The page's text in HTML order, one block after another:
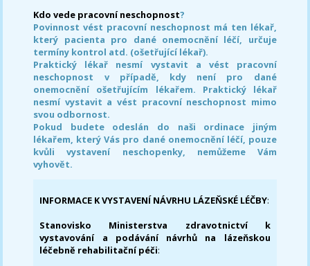
Kdo vede pracovní neschopnost?
Povinnost vést pracovní neschopnost má ten lékař,
který pacienta pro dané onemocnění léčí, určuje
termíny kontrol atd. (ošetřující lékař).
Praktický lékař nesmí vystavit a vést pracovní
neschopnost v případě, kdy není pro dané
onemocnění ošetřujícím lékařem. Praktický lékař
nesmí vystavit a vést pracovní neschopnost mimo
svou odbornost.
Pokud budete odeslán do naši ordinace jiným
lékařem, který Vás pro dané onemocnění léčí, pouze
kvůli vystavení neschopenky, nemůžeme Vám
vyhovět.
INFORMACE K VYSTAVENÍ NÁVRHU LÁZEŇSKÉ LÉČBY:
Stanovisko Ministerstva zdravotnictví k
vystavování a podávání návrhů na lázeňskou
léčebně rehabilitační péči: